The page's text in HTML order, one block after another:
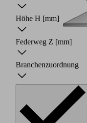
Höhe H [mm]
Federweg Z [mm]
Branchenzuordnung